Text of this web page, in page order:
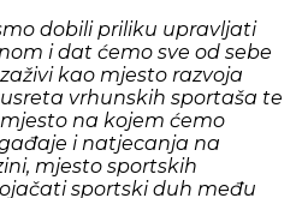
dobili priliku upravljati
i dat ćemo sve od sebe
kao mjesto razvoja
vrhunskih sportaša te
na kojem ćemo
i natjecanja na
mjesto sportskih
sportski duh među